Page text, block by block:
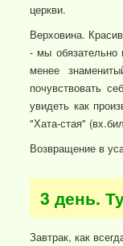
церкви.
Верховина.
- мы обязательно
менее
почувствовать
увидеть как
"Хата-стая"
Возвращение в
3 день.
Завтрак, как